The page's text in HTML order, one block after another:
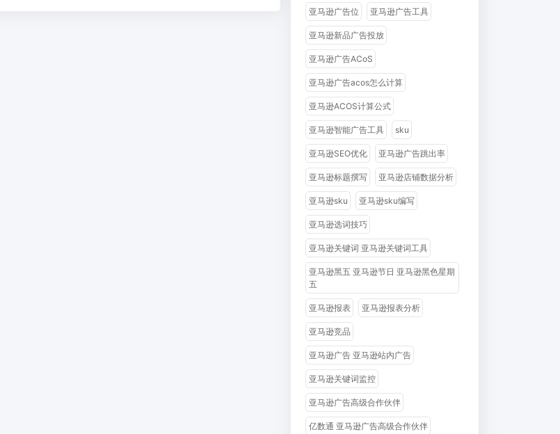
亚马逊广告位 亚马逊广告工具
亚马逊新品广告投放
亚马逊广告ACoS
亚马逊广告acos怎么计算
亚马逊ACOS计算公式
亚马逊智能广告工具 sku
亚马逊SEO优化 亚马逊广告跳出率
亚马逊标题撰写 亚马逊店铺数据分析
亚马逊sku 亚马逊sku编写
亚马逊选词技巧
亚马逊关键词 亚马逊关键词工具
亚马逊黑五 亚马逊节日 亚马逊黑色星期
五
亚马逊报表 亚马逊报表分析
亚马逊竞品
亚马逊广告 亚马逊站内广告
亚马逊关键词监控
亚马逊广告高级合作伙伴
亿数通 亚马逊广告高级合作伙伴